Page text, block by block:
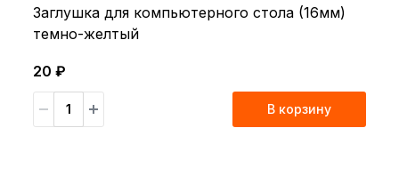
Заглушка для компьютерного стола (16мм)
темно-желтый
20 ₽
В корзину